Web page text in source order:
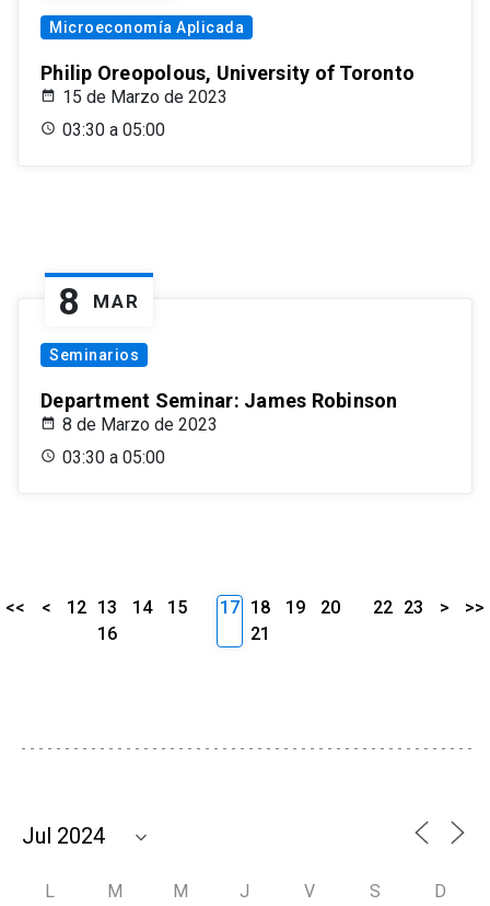
Microeconomía Aplicada
Philip Oreopolous, University of Toronto
15 de Marzo de 2023
03:30 a 05:00
8 MAR
Seminarios
Department Seminar: James Robinson
8 de Marzo de 2023
03:30 a 05:00
<< < 12 13 14
15
16
17 18 19
20
21
22 23 > >>
L M M J V S D